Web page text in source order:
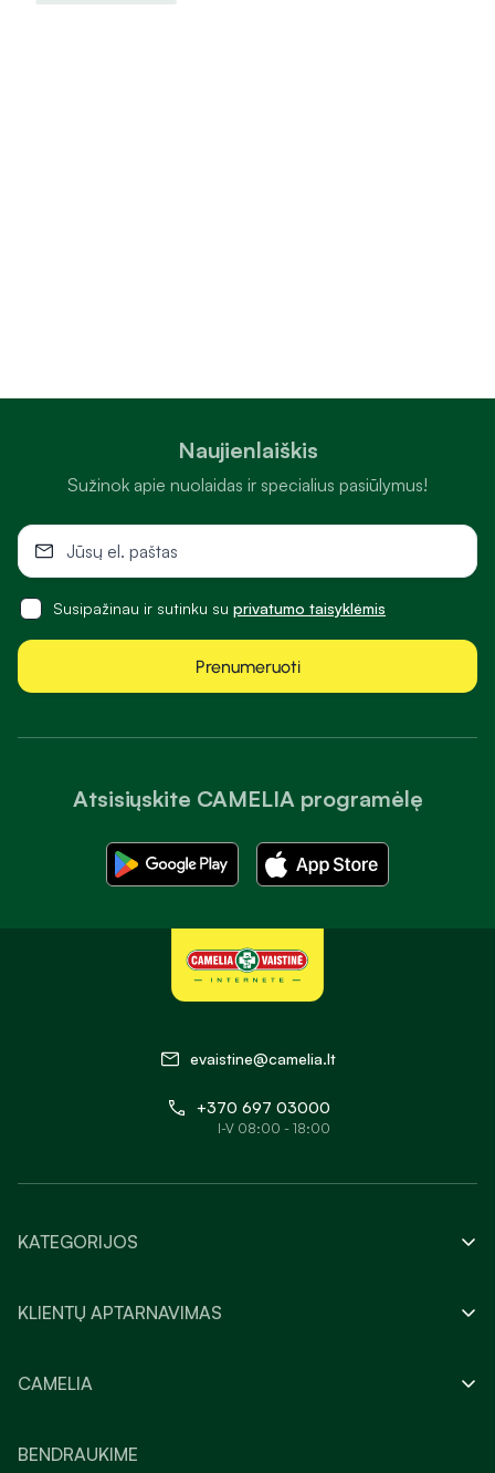
Atsisiųskite CAMELIA programėlę
Naujienlaiškis
Sužinok apie nuolaidas ir specialius pasiūlymus!
Susipažinau ir sutinku su privatumo taisyklėmis
Prenumeruoti
evaistine@camelia.lt
+370 697 03000
I-V 08:00 - 18:00
KATEGORIJOS
KLIENTŲ APTARNAVIMAS
CAMELIA
BENDRAUKIME